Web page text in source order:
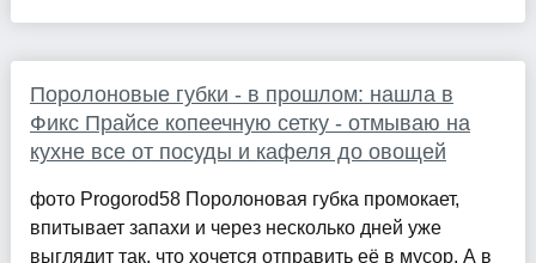
Поролоновые губки - в прошлом: нашла в
Фикс Прайсе копеечную сетку - отмываю на
кухне все от посуды и кафеля до овощей
фото Progorod58 Поролоновая губка промокает,
впитывает запахи и через несколько дней уже
выглядит так, что хочется отправить её в мусор. А в